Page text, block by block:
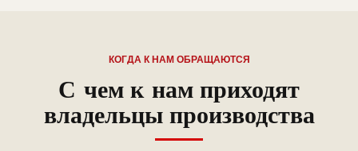
КОГДА К НАМ ОБРАЩАЮТСЯ
С чем к нам приходят
владельцы производства